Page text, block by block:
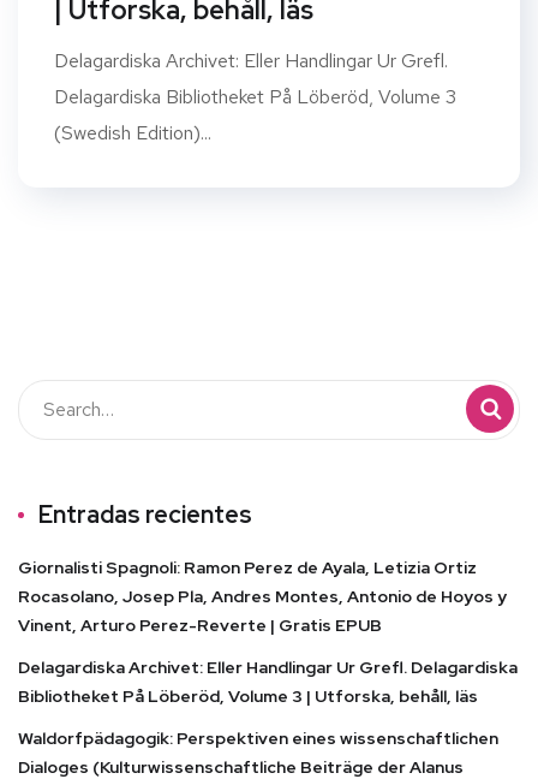
| Utforska, behåll, läs
Delagardiska Archivet: Eller Handlingar Ur Grefl.
Delagardiska Bibliotheket På Löberöd, Volume 3
(Swedish Edition)...
Entradas recientes
Giornalisti Spagnoli: Ramon Perez de Ayala, Letizia Ortiz
Rocasolano, Josep Pla, Andres Montes, Antonio de Hoyos y
Vinent, Arturo Perez-Reverte | Gratis EPUB
Delagardiska Archivet: Eller Handlingar Ur Grefl. Delagardiska
Bibliotheket På Löberöd, Volume 3 | Utforska, behåll, läs
Waldorfpädagogik: Perspektiven eines wissenschaftlichen
Dialoges (Kulturwissenschaftliche Beiträge der Alanus